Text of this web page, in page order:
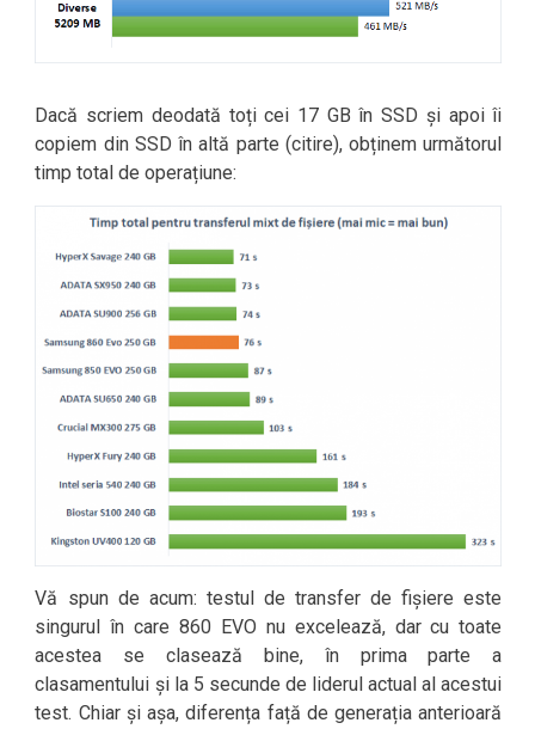
Dacă scriem deodată toți cei 17 GB în SSD și apoi îi
copiem din SSD în altă parte (citire), obținem următorul
timp total de operațiune:
Vă spun de acum: testul de transfer de fișiere este
singurul în care 860 EVO nu excelează, dar cu toate
acestea se clasează bine, în prima parte a
clasamentului și la 5 secunde de liderul actual al acestui
test. Chiar și așa, diferența față de generația anterioară